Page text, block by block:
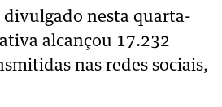
divulgado nesta quarta-
alcançou 17.232
nas redes sociais,